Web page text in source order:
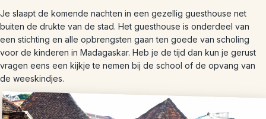
Je slaapt de komende nachten in een gezellig guesthouse net
buiten de drukte van de stad. Het guesthouse is onderdeel van
een stichting en alle opbrengsten gaan ten goede van scholing
voor de kinderen in Madagaskar. Heb je de tijd dan kun je gerust
vragen eens een kijkje te nemen bij de school of de opvang van
de weeskindjes.